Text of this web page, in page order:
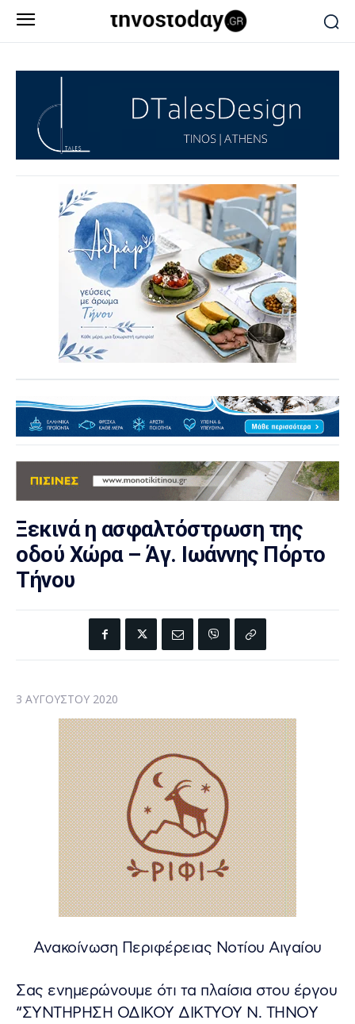
Ξεκινά η ασφαλτόστρωση της
οδού Χώρα – Άγ. Ιωάννης Πόρτο
Τήνου
3 ΑΥΓΟΎΣΤΟΥ 2020
Ανακοίνωση Περιφέρειας Νοτίου Αιγαίου
Σας ενημερώνουμε ότι τα πλαίσια στου έργου
“ΣΥΝΤΗΡΗΣΗ ΟΔΙΚΟΥ ΔΙΚΤΥΟΥ Ν. ΤΗΝΟΥ